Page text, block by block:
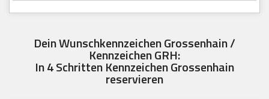
Dein Wunschkennzeichen Grossenhain /
Kennzeichen GRH:
In 4 Schritten Kennzeichen Grossenhain
reservieren